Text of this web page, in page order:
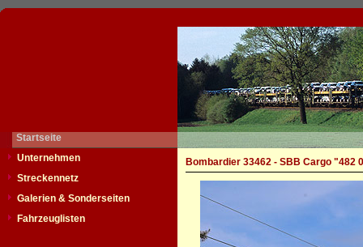
Startseite
Unternehmen
Streckennetz
Galerien & Sonderseiten
Fahrzeuglisten
Bombardier 33462 - SBB Cargo "482